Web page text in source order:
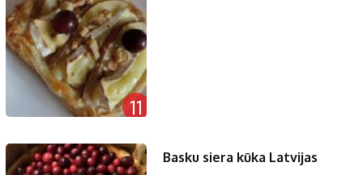
11
Basku siera kūka Latvijas